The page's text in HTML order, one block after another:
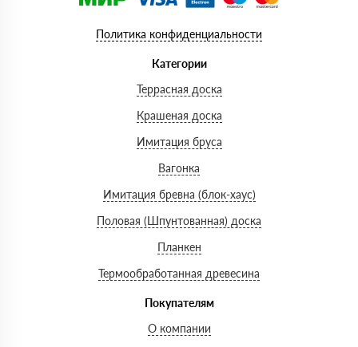
Политика конфиденциальности
Категории
Террасная доска
Крашеная доска
Имитация бруса
Вагонка
Имитация бревна (блок-хаус)
Половая (Шпунтованная) доска
Планкен
Термообработанная древесина
Покупателям
О компании